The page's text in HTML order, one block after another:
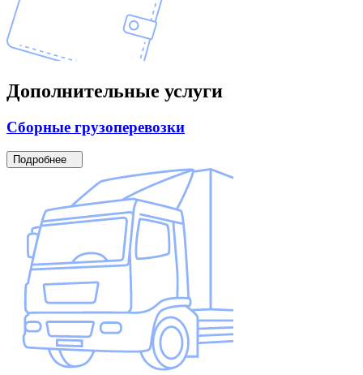
Дополнительные услуги
Сборные грузоперевозки
Подробнее